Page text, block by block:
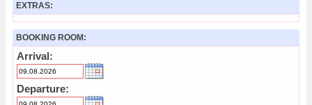
EXTRAS:
BOOKING ROOM:
Arrival:
Departure: